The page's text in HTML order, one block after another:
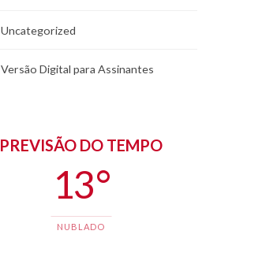
Uncategorized
Versão Digital para Assinantes
PREVISÃO DO TEMPO
13 °
NUBLADO